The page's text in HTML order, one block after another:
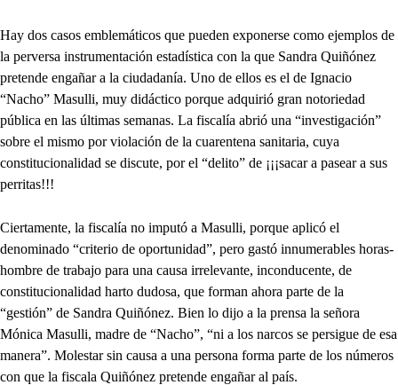
Hay dos casos emblemáticos que pueden exponerse como ejemplos de
la perversa instrumentación estadística con la que Sandra Quiñónez
pretende engañar a la ciudadanía. Uno de ellos es el de Ignacio
“Nacho” Masulli, muy didáctico porque adquirió gran notoriedad
pública en las últimas semanas. La fiscalía abrió una “investigación”
sobre el mismo por violación de la cuarentena sanitaria, cuya
constitucionalidad se discute, por el “delito” de ¡¡¡sacar a pasear a sus
perritas!!!
Ciertamente, la fiscalía no imputó a Masulli, porque aplicó el
denominado “criterio de oportunidad”, pero gastó innumerables horas-
hombre de trabajo para una causa irrelevante, inconducente, de
constitucionalidad harto dudosa, que forman ahora parte de la
“gestión” de Sandra Quiñónez. Bien lo dijo a la prensa la señora
Mónica Masulli, madre de “Nacho”, “ni a los narcos se persigue de esa
manera”. Molestar sin causa a una persona forma parte de los números
con que la fiscala Quiñónez pretende engañar al país.